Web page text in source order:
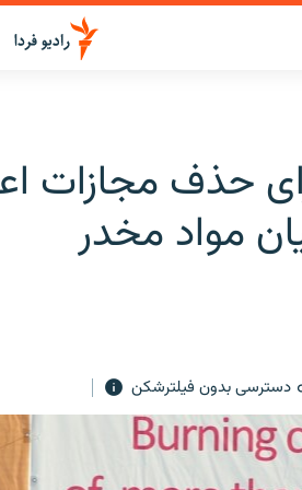
حذف مجازات
مواد مخدر
دسترسی بدون فیلترشکن